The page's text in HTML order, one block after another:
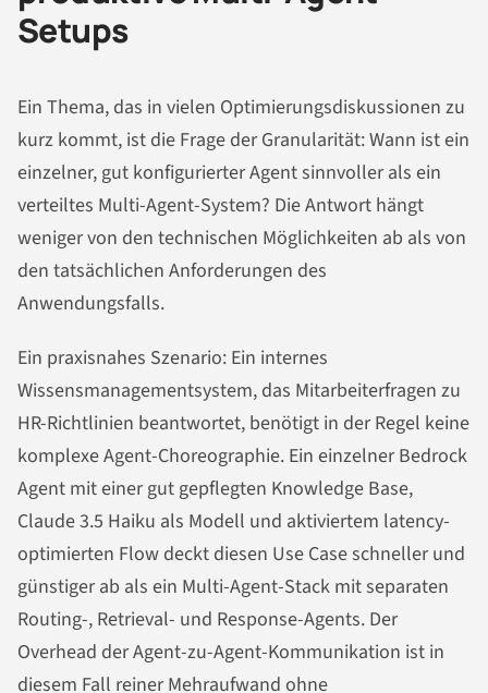
Setups
Ein Thema, das in vielen Optimierungsdiskussionen zu
kurz kommt, ist die Frage der Granularität: Wann ist ein
einzelner, gut konfigurierter Agent sinnvoller als ein
verteiltes Multi-Agent-System? Die Antwort hängt
weniger von den technischen Möglichkeiten ab als von
den tatsächlichen Anforderungen des
Anwendungsfalls.
Ein praxisnahes Szenario: Ein internes
Wissensmanagementsystem, das Mitarbeiterfragen zu
HR-Richtlinien beantwortet, benötigt in der Regel keine
komplexe Agent-Choreographie. Ein einzelner Bedrock
Agent mit einer gut gepflegten Knowledge Base,
Claude 3.5 Haiku als Modell und aktiviertem latency-
optimierten Flow deckt diesen Use Case schneller und
günstiger ab als ein Multi-Agent-Stack mit separaten
Routing-, Retrieval- und Response-Agents. Der
Overhead der Agent-zu-Agent-Kommunikation ist in
diesem Fall reiner Mehraufwand ohne